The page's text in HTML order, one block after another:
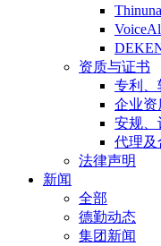
资质与证书
专利、
企业资
安规、
代理及
法律声明
新闻
全部
德勤动态
集团新闻